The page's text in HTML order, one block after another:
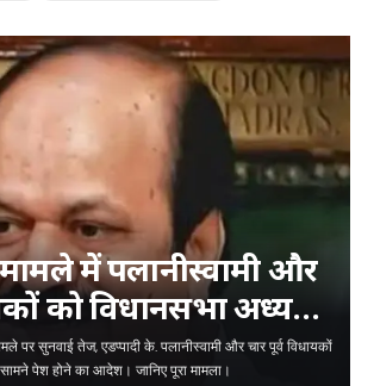
में पलानीस्वामी और
को विधानसभा अध्यक्ष
होने को कहा गया
पर सुनवाई तेज, एडप्पादी के. पलानीस्वामी और चार पूर्व विधायकों
पेश होने का आदेश। जानिए पूरा मामला।